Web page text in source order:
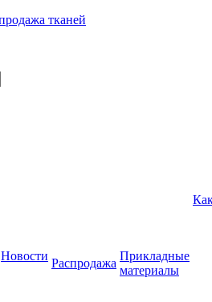
Новости
Распродажа
Прикладные
материалы